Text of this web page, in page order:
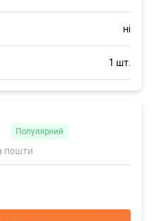
ні
1 шт.
Популярний
пошти